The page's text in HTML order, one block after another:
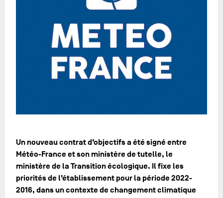
Un nouveau contrat d’objectifs a été signé entre
Météo-France et son ministère de tutelle, le
ministère de la Transition écologique. Il fixe les
priorités de l’établissement pour la période 2022-
2016, dans un contexte de changement climatique